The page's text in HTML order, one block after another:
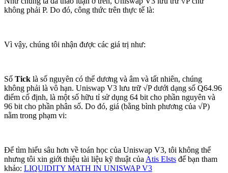
không phải P. Do đó, công thức trên thực tế là:
Vì vậy, chúng tôi nhận được các giá trị như:
Số Tick là số nguyên có thể dương và âm và tất nhiên, chúng
không phải là vô hạn. Uniswap V3 lưu trữ √P dưới dạng số Q64.96
điểm cố định, là một số hữu tỉ sử dụng 64 bit cho phần nguyên và
96 bit cho phần phân số. Do đó, giá (bằng bình phương của √P)
nằm trong phạm vi:
Để tìm hiểu sâu hơn về toán học của Uniswap V3, tôi không thể
nhưng tôi xin giới thiệu tài liệu kỹ thuật của Atis Elsts để bạn tham
khảo: LIQUIDITY MATH IN UNISWAP V3